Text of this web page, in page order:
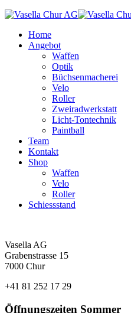
Home
Angebot
Waffen
Optik
Büchsenmacherei
Velo
Roller
Zweiradwerkstatt
Licht-Tontechnik
Paintball
Team
Kontakt
Shop
Waffen
Velo
Roller
Schiessstand
Vasella AG
Grabenstrasse 15
7000 Chur
+41 81 252 17 29
Öffnungszeiten Sommer